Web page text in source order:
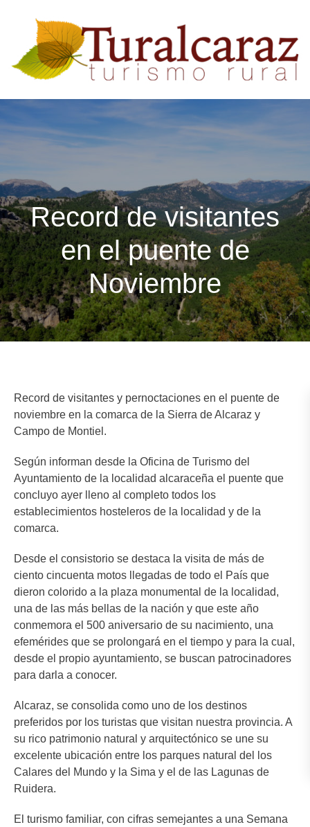
Record de visitantes
en el puente de
Noviembre
Record de visitantes y pernoctaciones en el puente de
noviembre en la comarca de la Sierra de Alcaraz y
Campo de Montiel.
Según informan desde la Oficina de Turismo del
Ayuntamiento de la localidad alcaraceña el puente que
concluyo ayer lleno al completo todos los
establecimientos hosteleros de la localidad y de la
comarca.
Desde el consistorio se destaca la visita de más de
ciento cincuenta motos llegadas de todo el País que
dieron colorido a la plaza monumental de la localidad,
una de las más bellas de la nación y que este año
conmemora el 500 aniversario de su nacimiento, una
efemérides que se prolongará en el tiempo y para la cual,
desde el propio ayuntamiento, se buscan patrocinadores
para darla a conocer.
Alcaraz, se consolida como uno de los destinos
preferidos por los turistas que visitan nuestra provincia. A
su rico patrimonio natural y arquitectónico se une su
excelente ubicación entre los parques natural del los
Calares del Mundo y la Sima y el de las Lagunas de
Ruidera.
El turismo familiar, con cifras semejantes a una Semana